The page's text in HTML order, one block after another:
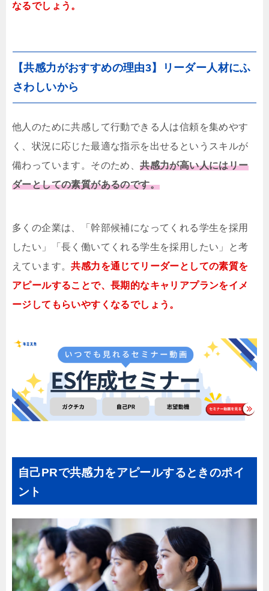
なるでしょう。
【共感力がおすすめの理由3】リーダー人材にふ
さわしいから
他人のために共感して行動できる人は信頼を集めやす
く、状況に応じた最適な指示を出せるというスキルが
備わっています。そのため、共感力が高い人にはリー
ダーとしての素質があるのです。
多くの企業は、「幹部候補になってくれる学生を採用
したい」「長く働いてくれる学生を採用したい」と考
えています。共感力を通じてリーダーとしての素質を
アピールすることで、長期的なキャリアプランをイメ
ージしてもらいやすくなるでしょう。
自己PRで共感力をアピールするときのポイ
ント